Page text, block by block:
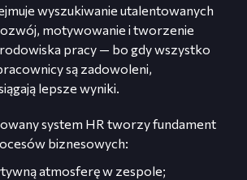
wyszukiwanie utalentowanych
motywowanie i tworzenie
pracy — bo gdy wszystko
są zadowoleni,
lepsze wyniki.
system HR tworzy fundament
biznesowych:
atmosferę w zespole;